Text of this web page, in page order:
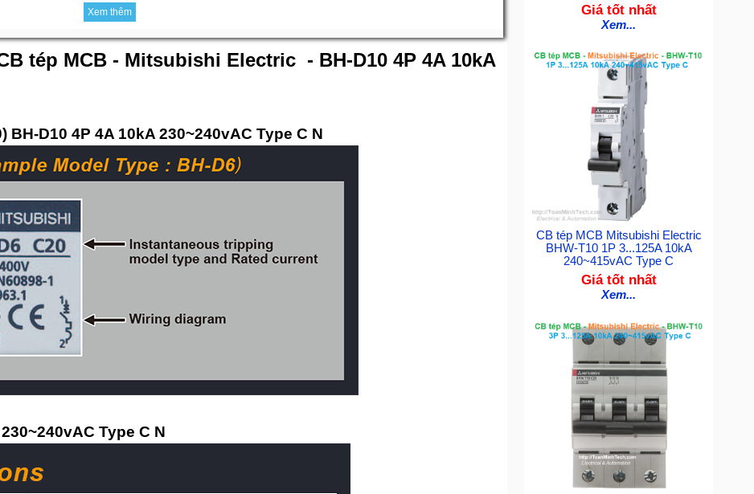
Xem thêm
tép MCB - Mitsubishi Electric - BH-D10 4P 4A 10kA
D10 4P 4A 10kA 230~240vAC Type C N
Type C N
Giá tốt nhất
Xem...
CB tép MCB Mitsubishi Electric
BHW-T10 1P 3...125A 10kA
240~415vAC Type C
Giá tốt nhất
Xem...